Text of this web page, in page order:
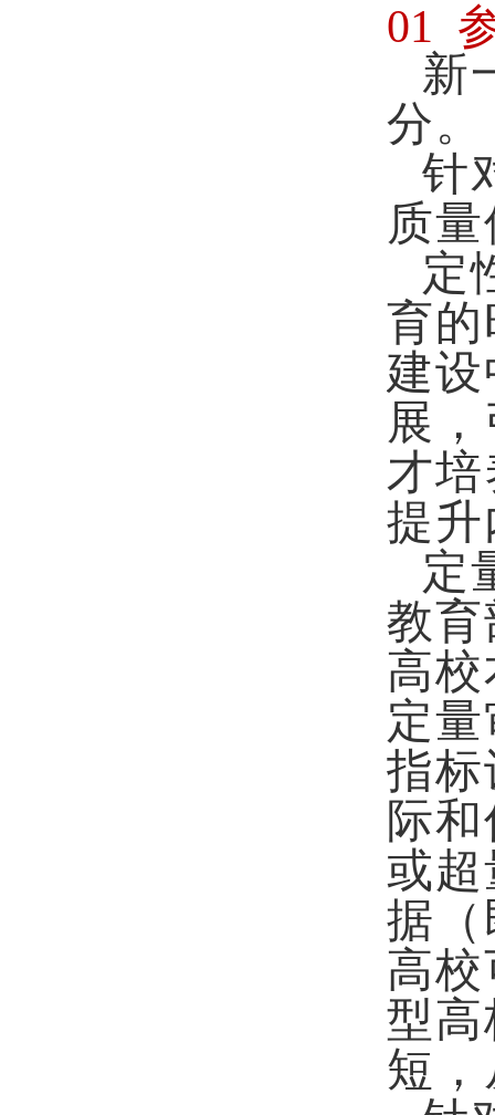
01
新
分。
针
质
定
育
建
展
才
提
定
教
高
定
指
际
或超
据
高
型
短